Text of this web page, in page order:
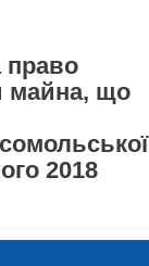
право
майна, що
2018